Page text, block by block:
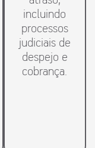
incluindo
processos
judiciais de
despejo e
cobrança.